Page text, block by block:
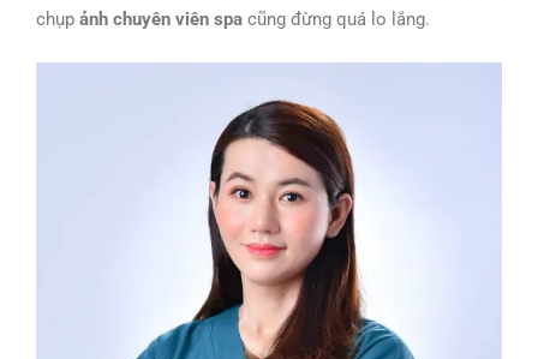
chụp ảnh chuyên viên spa cũng đừng quá lo lắng.